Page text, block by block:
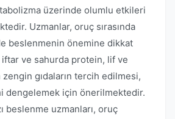
üzerinde olumlu etkileri
Uzmanlar, oruç sırasında
beslenmenin önemine dikkat
ve sahurda protein, lif ve
zengin gıdaların tercih edilmesi,
dengelemek için önerilmektedir.
beslenme uzmanları, oruç